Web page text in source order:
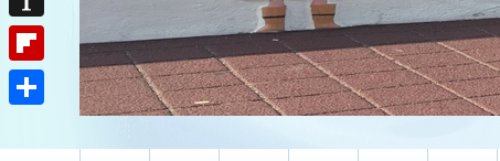
o
k
e
r
t
e
n
o
c
k
I
n
s
F
i